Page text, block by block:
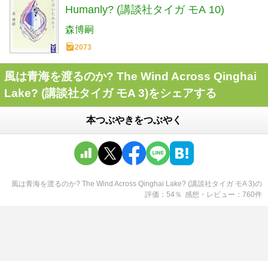
Humanly? (講談社タイガ モA 10)
森博嗣
2073
風は青海を渡るのか? The Wind Across Qinghai
Lake? (講談社タイガ モA 3)をシェアする
本つぶやきをつぶやく
風は青海を渡るのか? The Wind Across Qinghai Lake? (講談社タイガ モA 3)の
評価
54％ 感想・レビュー 760件